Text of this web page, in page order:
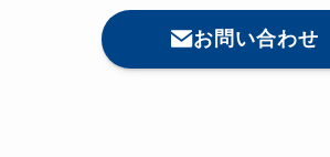
お問い合わせ